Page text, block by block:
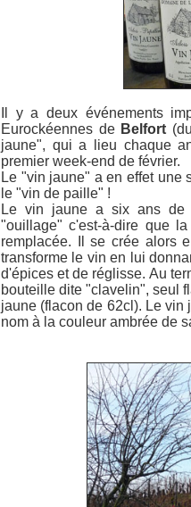
Il y a deux événements
Eurockéennes de Belfort
jaune", qui a lieu chaque
premier week-end de février.
Le "vin jaune" a en effet une
le "vin de paille" !
Le vin jaune a six ans de
"ouillage" c'est-à-dire que
remplacée. Il se crée alors
transforme le vin en lui
d'épices et de réglisse. Au
bouteille dite "clavelin", seul
jaune (flacon de 62cl). Le
nom à la couleur ambrée de